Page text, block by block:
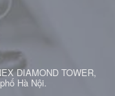
DIAMOND TOWER,
Hà Nội.